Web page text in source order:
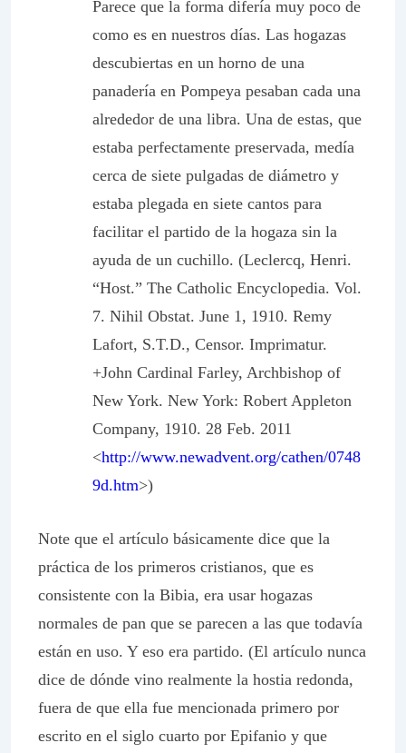
Parece que la forma difería muy poco de
como es en nuestros días. Las hogazas
descubiertas en un horno de una
panadería en Pompeya pesaban cada una
alrededor de una libra. Una de estas, que
estaba perfectamente preservada, medía
cerca de siete pulgadas de diámetro y
estaba plegada en siete cantos para
facilitar el partido de la hogaza sin la
ayuda de un cuchillo. (Leclercq, Henri.
“Host.” The Catholic Encyclopedia. Vol.
7. Nihil Obstat. June 1, 1910. Remy
Lafort, S.T.D., Censor. Imprimatur.
+John Cardinal Farley, Archbishop of
New York. New York: Robert Appleton
Company, 1910. 28 Feb. 2011
<http://www.newadvent.org/cathen/0748
9d.htm>)
Note que el artículo básicamente dice que la
práctica de los primeros cristianos, que es
consistente con la Bibia, era usar hogazas
normales de pan que se parecen a las que todavía
están en uso. Y eso era partido. (El artículo nunca
dice de dónde vino realmente la hostia redonda,
fuera de que ella fue mencionada primero por
escrito en el siglo cuarto por Epifanio y que